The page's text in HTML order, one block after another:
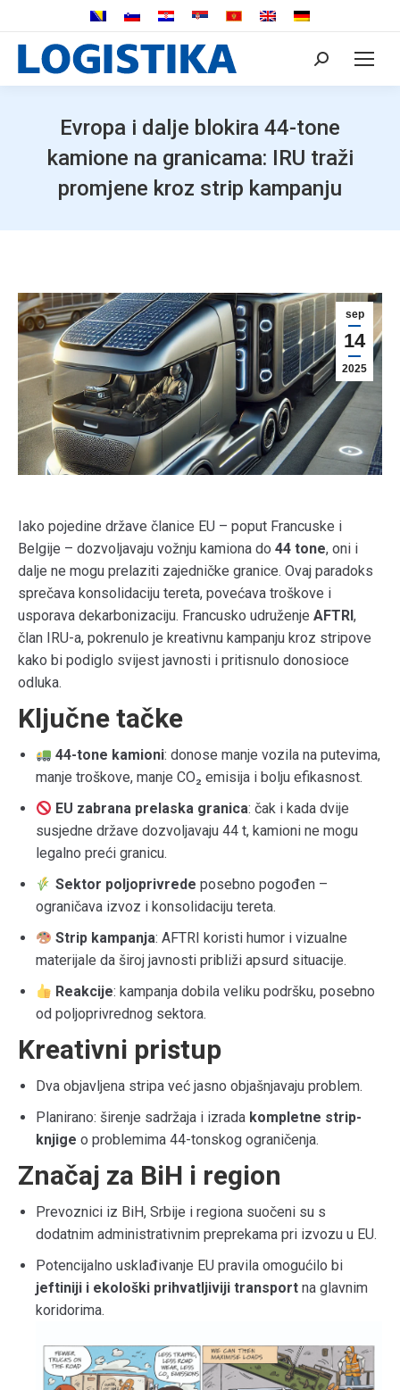
Search:
Evropa i dalje blokira 44-tone
kamione na granicama: IRU traži
promjene kroz strip kampanju
sep
14
2025
Iako pojedine države članice EU – poput Francuske i
Belgije – dozvoljavaju vožnju kamiona do 44 tone, oni i
dalje ne mogu prelaziti zajedničke granice. Ovaj paradoks
sprečava konsolidaciju tereta, povećava troškove i
usporava dekarbonizaciju. Francusko udruženje AFTRI,
član IRU-a, pokrenulo je kreativnu kampanju kroz stripove
kako bi podiglo svijest javnosti i pritisnulo donosioce
odluka.
Ključne tačke
44-tone kamioni: donose manje vozila na putevima,
manje troškove, manje CO₂ emisija i bolju efikasnost.
EU zabrana prelaska granica: čak i kada dvije
susjedne države dozvoljavaju 44 t, kamioni ne mogu
legalno preći granicu.
Sektor poljoprivrede posebno pogođen –
ograničava izvoz i konsolidaciju tereta.
Strip kampanja: AFTRI koristi humor i vizualne
materijale da široj javnosti približi apsurd situacije.
Reakcije: kampanja dobila veliku podršku, posebno
od poljoprivrednog sektora.
Kreativni pristup
Dva objavljena stripa već jasno objašnjavaju problem.
Planirano: širenje sadržaja i izrada kompletne strip-
knjige o problemima 44-tonskog ograničenja.
Značaj za BiH i region
Prevoznici iz BiH, Srbije i regiona suočeni su s
dodatnim administrativnim preprekama pri izvozu u EU.
Potencijalno usklađivanje EU pravila omogućilo bi
jeftiniji i ekološki prihvatljiviji transport na glavnim
koridorima.